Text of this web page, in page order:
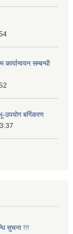
सम्बन्धी
उपयोग बर्गिकरण
सुचना !!!